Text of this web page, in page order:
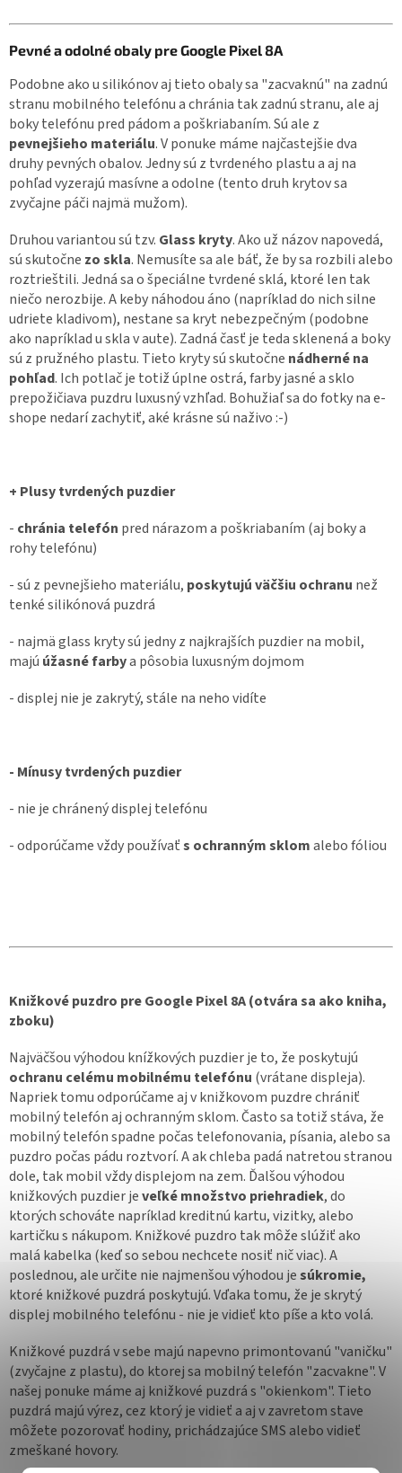
Pevné a odolné obaly pre Google Pixel 8A
Podobne ako u silikónov aj tieto obaly sa "zacvaknú" na zadnú
stranu mobilného telefónu a chránia tak zadnú stranu, ale aj
boky telefónu pred pádom a poškriabaním. Sú ale z
pevnejšieho materiálu. V ponuke máme najčastejšie dva
druhy pevných obalov. Jedny sú z tvrdeného plastu a aj na
pohľad vyzerajú masívne a odolne (tento druh krytov sa
zvyčajne páči najmä mužom).
Druhou variantou sú tzv. Glass kryty. Ako už názov napovedá,
sú skutočne zo skla. Nemusíte sa ale báť, že by sa rozbili alebo
roztrieštili. Jedná sa o špeciálne tvrdené sklá, ktoré len tak
niečo nerozbije. A keby náhodou áno (napríklad do nich silne
udriete kladivom), nestane sa kryt nebezpečným (podobne
ako napríklad u skla v aute). Zadná časť je teda sklenená a boky
sú z pružného plastu. Tieto kryty sú skutočne nádherné na
pohľad. Ich potlač je totiž úplne ostrá, farby jasné a sklo
prepožičiava puzdru luxusný vzhľad. Bohužiaľ sa do fotky na e-
shope nedarí zachytiť, aké krásne sú naživo :-)
+ Plusy tvrdených puzdier
- chránia telefón pred nárazom a poškriabaním (aj boky a
rohy telefónu)
- sú z pevnejšieho materiálu, poskytujú väčšiu ochranu než
tenké silikónová puzdrá
- najmä glass kryty sú jedny z najkrajších puzdier na mobil,
majú úžasné farbya pôsobia luxusným dojmom
- displej nie je zakrytý, stále na neho vidíte
- Mínusy tvrdených puzdier
- nie je chránený displej telefónu
- odporúčame vždy používaťs ochranným sklomalebo fóliou
Knižkové puzdro pre Google Pixel 8A (otvára sa ako kniha,
zboku)
Najväčšou výhodou knížkových puzdier je to, že poskytujú
ochranu celému mobilnému telefónu (vrátane displeja).
Napriek tomu odporúčame aj v knižkovom puzdre chrániť
mobilný telefón aj ochranným sklom. Často sa totiž stáva, že
mobilný telefón spadne počas telefonovania, písania, alebo sa
puzdro počas pádu roztvorí. A ak chleba padá natretou stranou
dole, tak mobil vždy displejom na zem. Ďalšou výhodou
knižkových puzdier jeveľké množstvo priehradiek, do
ktorých schováte napríklad kreditnú kartu, vizitky, alebo
kartičku s nákupom. Knižkové puzdro tak môže slúžiť ako
malá kabelka (keď so sebou nechcete nosiť nič viac). A
poslednou, ale určite nie najmenšou výhodou jesúkromie,
ktoré knižkové puzdrá poskytujú. Vďaka tomu, že je skrytý
displej mobilného telefónu - nie je vidieť kto píše a kto volá.
Knižkové puzdrá v sebe majú napevno primontovanú "vaničku"
(zvyčajne z plastu), do ktorej sa mobilný telefón "zacvakne". V
našej ponuke máme aj knižkové puzdrá s "okienkom". Tieto
puzdrá majú výrez, cez ktorý je vidieť a aj v zavretom stave
môžete pozorovať hodiny, prichádzajúce SMS alebo vidieť
zmeškané hovory.